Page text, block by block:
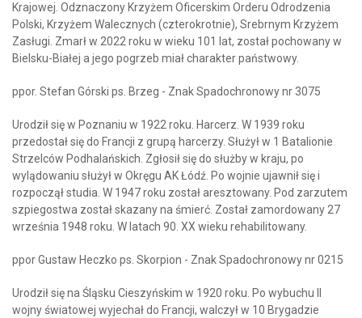
Krajowej. Odznaczony Krzyżem Oficerskim Orderu Odrodzenia
Polski, Krzyżem Walecznych (czterokrotnie), Srebrnym Krzyżem
Zasługi. Zmarł w 2022 roku w wieku 101 lat, został pochowany w
Bielsku-Białej a jego pogrzeb miał charakter państwowy.
ppor. Stefan Górski ps. Brzeg - Znak Spadochronowy nr 3075
Urodził się w Poznaniu w 1922 roku. Harcerz. W 1939 roku
przedostał się do Francji z grupą harcerzy. Służył w 1 Batalionie
Strzelców Podhalańskich. Zgłosił się do służby w kraju, po
wylądowaniu służył w Okręgu AK Łódź. Po wojnie ujawnił się i
rozpoczął studia. W 1947 roku został aresztowany. Pod zarzutem
szpiegostwa został skazany na śmierć. Został zamordowany 27
września 1948 roku. W latach 90. XX wieku rehabilitowany.
ppor Gustaw Heczko ps. Skorpion - Znak Spadochronowy nr 0215
Urodził się na Śląsku Cieszyńskim w 1920 roku. Po wybuchu II
wojny światowej wyjechał do Francji, walczył w 10 Brygadzie